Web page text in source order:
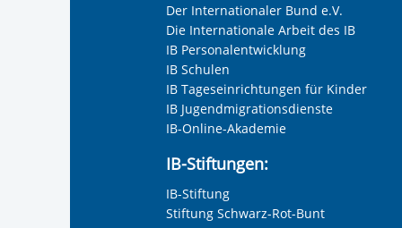
Der Internationaler Bund e.V.
Die Internationale Arbeit des IB
IB Personalentwicklung
IB Schulen
IB Tageseinrichtungen für Kinder
IB Jugendmigrationsdienste
IB-Online-Akademie
IB-Stiftungen:
IB-Stiftung
Stiftung Schwarz-Rot-Bunt